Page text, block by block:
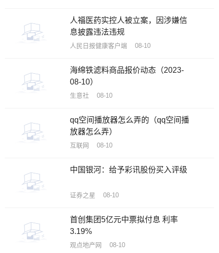
人福医药实控人被立案，因涉嫌信
息披露违法违规
人民日报健康客户端 08-10
海绵铁滤料商品报价动态（2023-
08-10）
生意社 08-10
qq空间播放器怎么弄的（qq空间播
放器怎么弄）
互联网 08-10
中国银河：给予彩讯股份买入评级
证券之星 08-10
首创集团5亿元中票拟付息 利率
3.19%
观点地产网 08-10